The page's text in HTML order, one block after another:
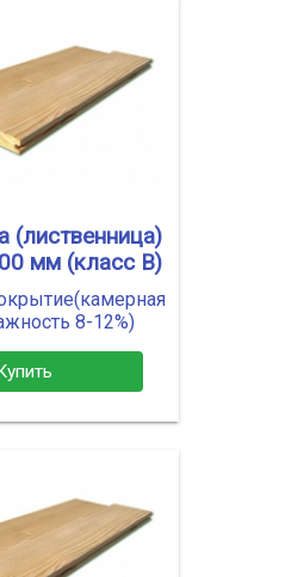
(лиственница)
мм (класс В)
8-12%)